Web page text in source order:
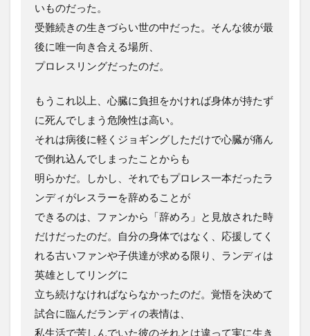
いものだった。
受難続きの生きづらい世の中だった。そんな彼が最
後に唯一向き合える場所、
プロレスリングだったのだ。
もうこれ以上、心臓に負担をかければ身体が持たず
に死んでしまう危険性は高い。
それは病後に軽くジョギングしただけで心臓が痛ん
で倒れ込んでしまったことからも
明らかだ。しかし、それでもプロレス一本だったラ
ンディがレスラーを辞めることが
できるのは、ファンから「辞めろ」と見放された時
だけだったのだ。自分の身体ではなく、応援してく
れる古いファンや子供達が求める限り、ランディは
英雄としてリングに
立ち続けなければならなかったのだ。覚悟を決めて
試合に臨んだランディの表情は、
私生活で苦しんでいた彼のそれとは違って実に生き